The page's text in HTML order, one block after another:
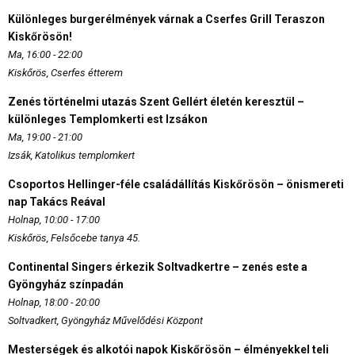
Különleges burgerélmények várnak a Cserfes Grill Teraszon
Kiskőrösön!
Ma, 16:00 - 22:00
Kiskőrös, Cserfes étterem
Zenés történelmi utazás Szent Gellért életén keresztül –
különleges Templomkerti est Izsákon
Ma, 19:00 - 21:00
Izsák, Katolikus templomkert
Csoportos Hellinger-féle családállítás Kiskőrösön – önismereti
nap Takács Reával
Holnap, 10:00 - 17:00
Kiskőrös, Felsőcebe tanya 45.
Continental Singers érkezik Soltvadkertre – zenés este a
Gyöngyház színpadán
Holnap, 18:00 - 20:00
Soltvadkert, Gyöngyház Művelődési Központ
Mesterségek és alkotói napok Kiskőrösön – élményekkel teli